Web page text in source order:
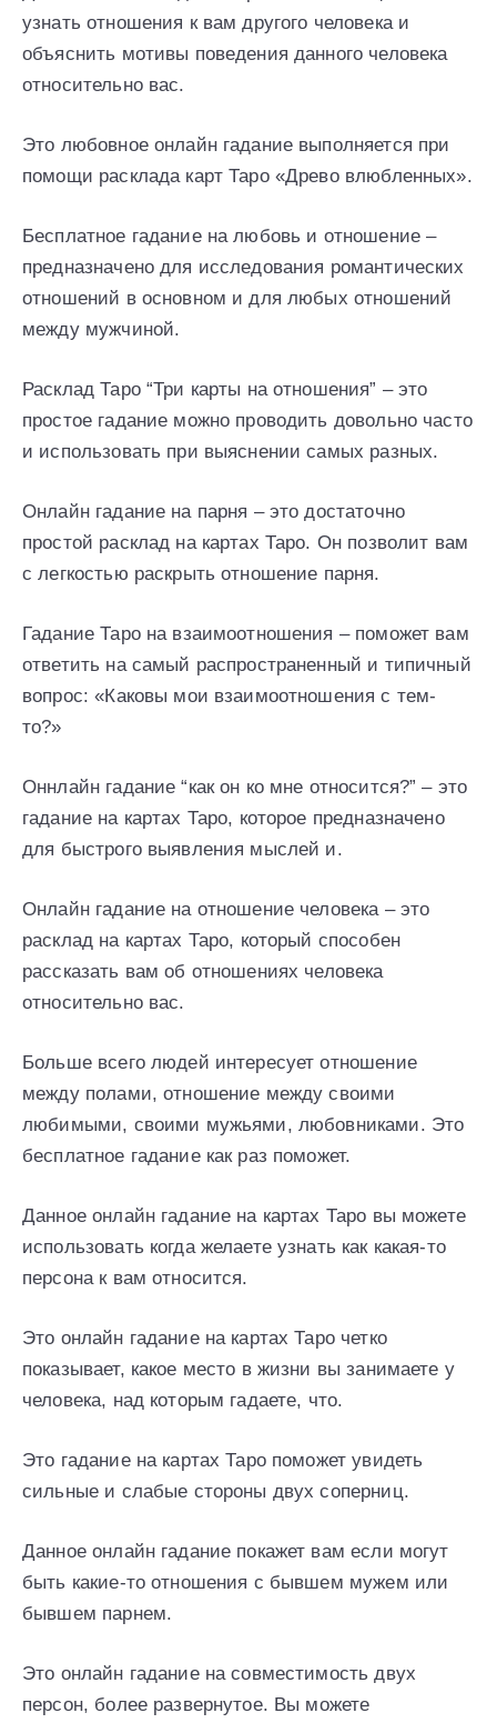
узнать отношения к вам другого человека и
объяснить мотивы поведения данного человека
относительно вас.
Это любовное онлайн гадание выполняется при
помощи расклада карт Таро «Древо влюбленных».
Бесплатное гадание на любовь и отношение –
предназначено для исследования романтических
отношений в основном и для любых отношений
между мужчиной.
Расклад Таро “Три карты на отношения” – это
простое гадание можно проводить довольно часто
и использовать при выяснении самых разных.
Онлайн гадание на парня – это достаточно
простой расклад на картах Таро. Он позволит вам
с легкостью раскрыть отношение парня.
Гадание Таро на взаимоотношения – поможет вам
ответить на самый распространенный и типичный
вопрос: «Каковы мои взаимоотношения с тем-
то?»
Оннлайн гадание “как он ко мне относится?” – это
гадание на картах Таро, которое предназначено
для быстрого выявления мыслей и.
Онлайн гадание на отношение человека – это
расклад на картах Таро, который способен
рассказать вам об отношениях человека
относительно вас.
Больше всего людей интересует отношение
между полами, отношение между своими
любимыми, своими мужьями, любовниками. Это
бесплатное гадание как раз поможет.
Данное онлайн гадание на картах Таро вы можете
использовать когда желаете узнать как какая-то
персона к вам относится.
Это онлайн гадание на картах Таро четко
показывает, какое место в жизни вы занимаете у
человека, над которым гадаете, что.
Это гадание на картах Таро поможет увидеть
сильные и слабые стороны двух соперниц.
Данное онлайн гадание покажет вам если могут
быть какие-то отношения с бывшем мужем или
бывшем парнем.
Это онлайн гадание на совместимость двух
персон, более развернутое. Вы можете